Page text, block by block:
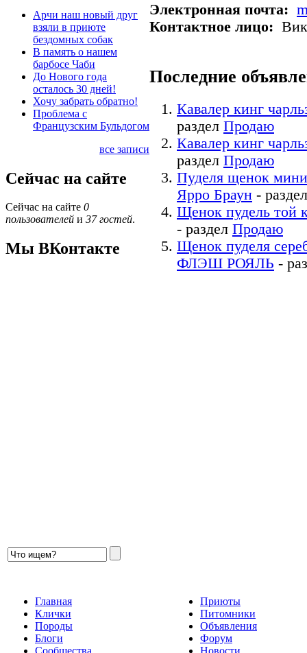
Арчи наш новый друг
взяли в приюте
бездомных собак
В память о нашем
барбосе Чаби
До Нового года
осталось 30 дней!
Хочу забрать обратно!
Проблема с
Французским Бульдогом
все записи
Сейчас на сайте
Сейчас на сайте 0
пользователей и 37 гостей.
Мы ВКонтакте
Электронная почта:
Контактное лицо:
Последние
Кавалер кинг
раздел Продаю
Кавалер кинг
раздел Продаю
Пуделя щенок
Ярро Браун -
Щенок пудель той
- раздел Продаю
Щенок пуделя
ФЛЭШ РОЯЛЬ -
Главная
Клички
Породы
Блоги
Сообщества
Приюты
Питомники
Объявления
Форум
Новости